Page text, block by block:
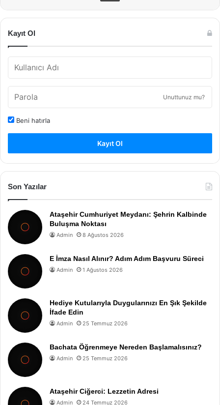
Kayıt Ol
Unuttunuz mu?
Beni hatırla
Kayıt Ol
Son Yazılar
Ataşehir Cumhuriyet Meydanı: Şehrin Kalbinde
Buluşma Noktası
Admin 8 Ağustos 2026
E İmza Nasıl Alınır? Adım Adım Başvuru Süreci
Admin 1 Ağustos 2026
Hediye Kutularıyla Duygularınızı En Şık Şekilde
İfade Edin
Admin 25 Temmuz 2026
Bachata Öğrenmeye Nereden Başlamalısınız?
Admin 25 Temmuz 2026
Ataşehir Ciğerci: Lezzetin Adresi
Admin 24 Temmuz 2026